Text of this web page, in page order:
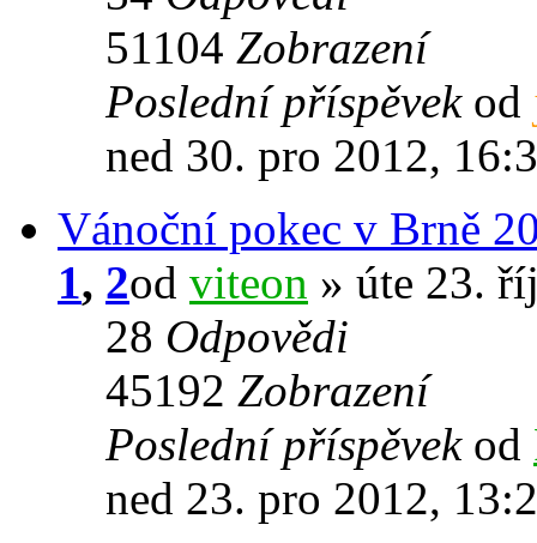
51104 Zobrazení
Poslední příspěvek od
ned 30. pro 2012,
Vánoční pokec v Brně
1, 2od viteon » úte 23.
28 Odpovědi
45192 Zobrazení
Poslední příspěvek od
ned 23. pro 2012,